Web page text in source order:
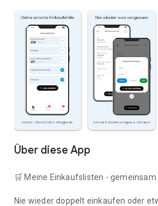
Über diese App
🛒 Meine Einkaufslisten -
Nie wieder doppelt einkaufen oder